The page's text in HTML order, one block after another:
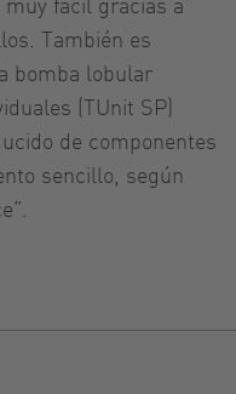
También es
bomba lobular
(TUnit SP)
de componentes
sencillo, según